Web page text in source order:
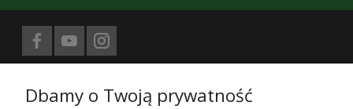
Treści znajdujące się na stronie sklepu KaRoKa.pl są jego własnością.
Dbamy o Twoją prywatność